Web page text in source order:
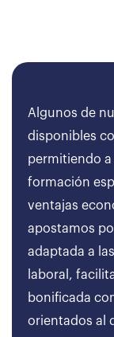
Algunos de
disponibles
permitiendo a
formación
ventajas
apostamos
adaptada a
laboral,
bonificada
orientados al